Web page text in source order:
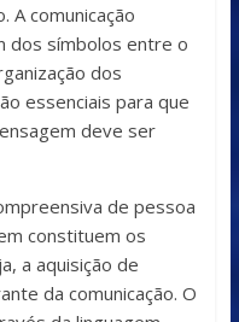
A comunicação
dos símbolos entre o
dos
essenciais para que
deve ser
de pessoa
constituem os
a aquisição de
da comunicação. O